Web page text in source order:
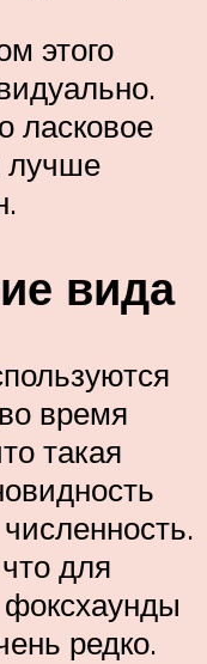
этого
ласковое
лучше
вида
время
такая
для
редко.